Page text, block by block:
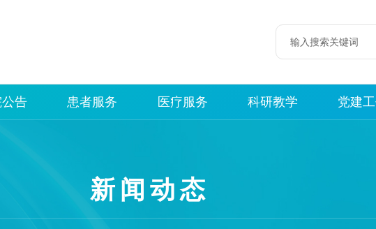
公告 患者服务 医疗服务 科研教学 党建
新闻动态